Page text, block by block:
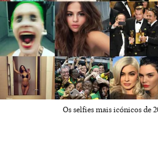
Os selfies mais icónicos de